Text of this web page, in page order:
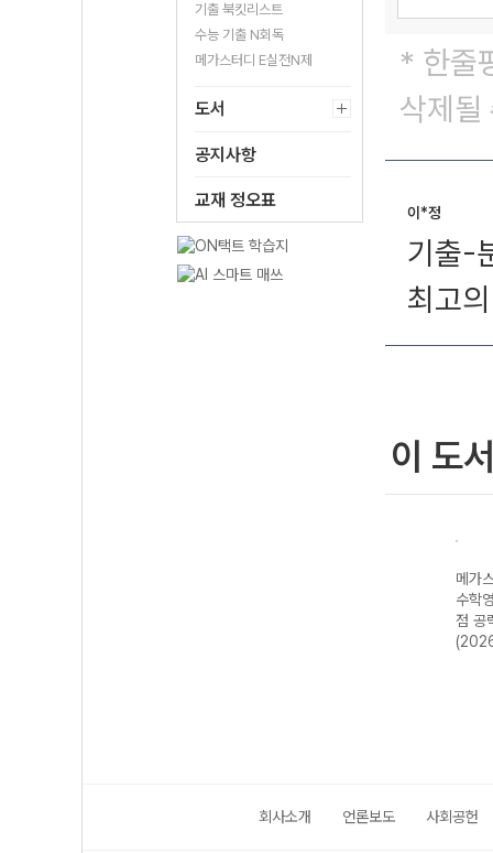
기출 북킷리스트
수능 기출 N회독
메가스터디 E실전N제
도서
공지사항
교재 정오표
* 한줄
삭제될
이*정
기출-
최고
이 도
메가
수학
점 공
회사소개 언론보도 사회공헌